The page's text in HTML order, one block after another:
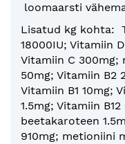
loomaarsti
Lisatud kg kohta:
18000IU; Vitamiin
Vitamiin C 300mg;
50mg; Vitamiin B2
Vitamiin B1 10mg;
1.5mg; Vitamiin
beetakaroteen
910mg; metioniini